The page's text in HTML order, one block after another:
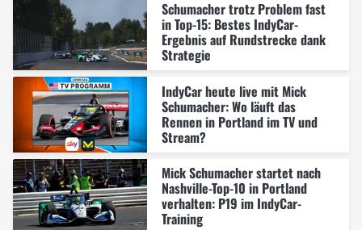
Schumacher trotz Problem fast
in Top-15: Bestes IndyCar-
Ergebnis auf Rundstrecke dank
Strategie
IndyCar heute live mit Mick
Schumacher: Wo läuft das
Rennen in Portland im TV und
Stream?
Mick Schumacher startet nach
Nashville-Top-10 in Portland
verhalten: P19 im IndyCar-
Training